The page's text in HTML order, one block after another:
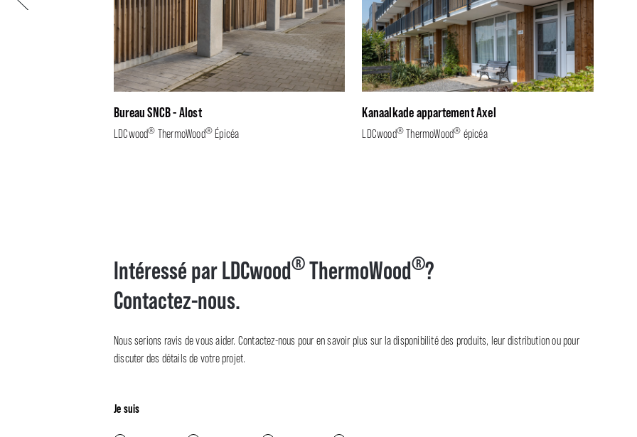
Bureau SNCB - Alost
LDCwood® ThermoWood® Épicéa
Kanaalkade appartement Axel
LDCwood®ThermoWood® épicéa
Intéressé par LDCwood® ThermoWood®?
Contactez-nous.
Nous serions ravis de vous aider. Contactez-nous pour en savoir plus sur la disponibilité des produits, leur distribution ou pour
discuter des détails de votre projet.
Je suis